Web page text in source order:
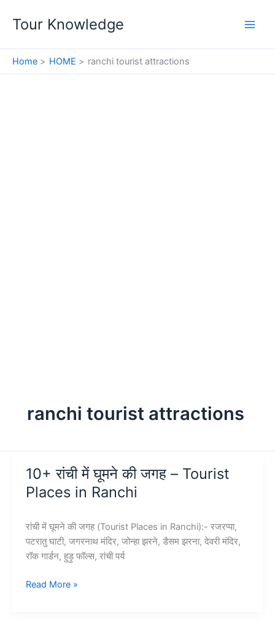
Tour Knowledge
Home HOME ranchi tourist attractions
ranchi tourist attractions
10+ रांची में घूमने की जगह – Tourist
Places in Ranchi
रांची में घूमने की जगह (Tourist Places in Ranchi):- रजरप्पा,
पटरातु घाटी, जगरनाथ मंदिर, जोन्हा झरने, डैसम झरना, देवरी मंदिर,
रॉक गार्डन, हुड़ु फॉल्स, रांची पर्य
10+
Read More »